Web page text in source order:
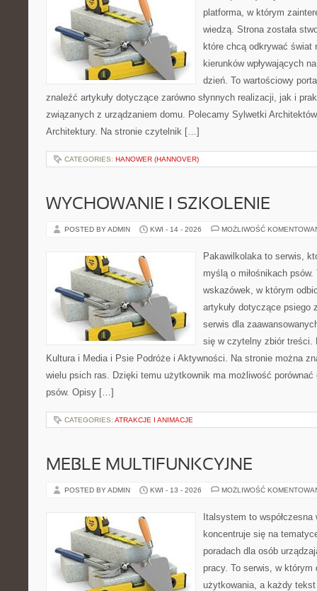
platforma, w którym
wiedzą. Strona została
które chcą odkrywać
kierunków wpływających
dzień. To wartościowy
znaleźć artykuły dotyczące zarówno słynnych realizacji, jak i
związanych z urządzaniem domu. Polecamy Sylwetki
Architektury. Na stronie czytelnik […]
CATEGORIES: HANOWER (HANNOVER)
WYCHOWANIE I SZKOLENIE
POSTED BY ADMIN KWI - 14 - 2026 MOŻLIWOŚĆ
Pakawilkolaka to serwis,
myślą o miłośnikach
wskazówek, w którym
artykuły dotyczące psiego
serwis dla
się w czytelny zbiór treści.
Kultura i Media i Psie Podróże i Aktywności. Na stronie można
wielu psich ras. Dzięki temu użytkownik ma możliwość
psów. Opisy […]
CATEGORIES: ATRAKCJE I ANIMACJE
MEBLE MULTIFUNKCYJNE
POSTED BY ADMIN KWI - 13 - 2026 MOŻLIWOŚĆ
Italsystem to
koncentruje się na
poradach dla osób
pracy. To serwis, w którym
użytkowania, a każdy